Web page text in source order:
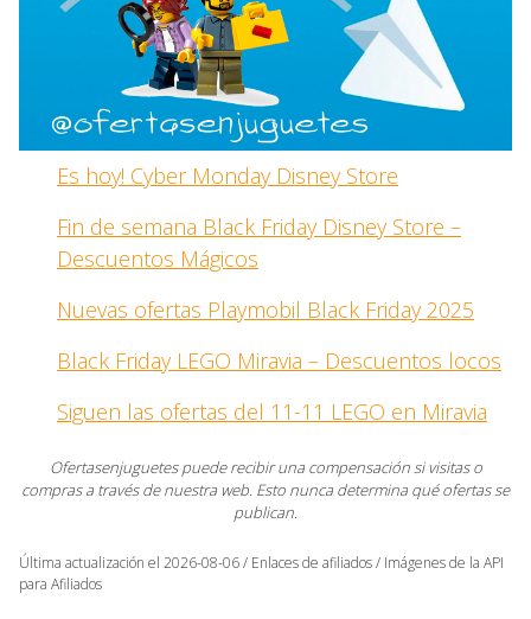
Es hoy! Cyber Monday Disney Store
Fin de semana Black Friday Disney Store –
Descuentos Mágicos
Nuevas ofertas Playmobil Black Friday 2025
Black Friday LEGO Miravia – Descuentos locos
Siguen las ofertas del 11-11 LEGO en Miravia
Ofertasenjuguetes puede recibir una compensación si visitas o
compras a través de nuestra web. Esto nunca determina qué ofertas se
publican.
Última actualización el 2026-08-06 / Enlaces de afiliados / Imágenes de la API
para Afiliados